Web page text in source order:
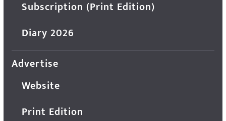
Subscription (Print Edition)
Diary 2026
Advertise
Website
Print Edition